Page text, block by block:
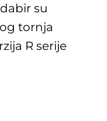
su
tornja
R serije